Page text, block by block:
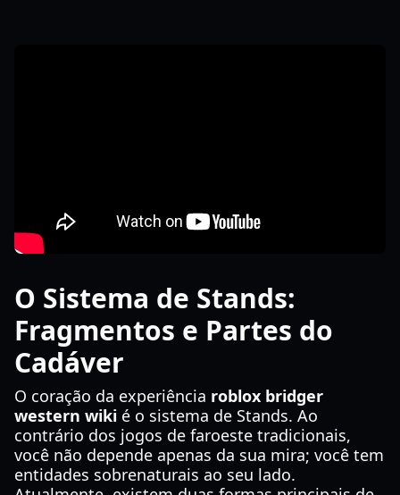
O Sistema de Stands:
Fragmentos e Partes do
Cadáver
O coração da experiência roblox bridger
western wiki é o sistema de Stands. Ao
contrário dos jogos de faroeste tradicionais,
você não depende apenas da sua mira; você tem
entidades sobrenaturais ao seu lado.